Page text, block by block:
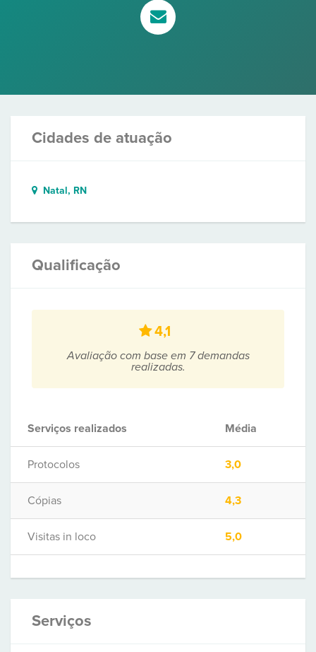
Cidades de atuação
Natal, RN
Qualificação
4,1
Avaliação com base em 7 demandas
realizadas.
Serviços realizados Média
Protocolos 3,0
Cópias 4,3
Visitas in loco 5,0
Serviços